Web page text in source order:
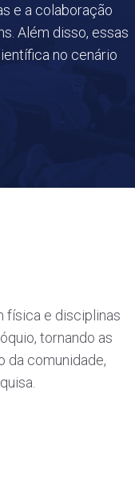
e a colaboração
Além disso, essas
no cenário
física e disciplinas
tornando as
da comunidade,